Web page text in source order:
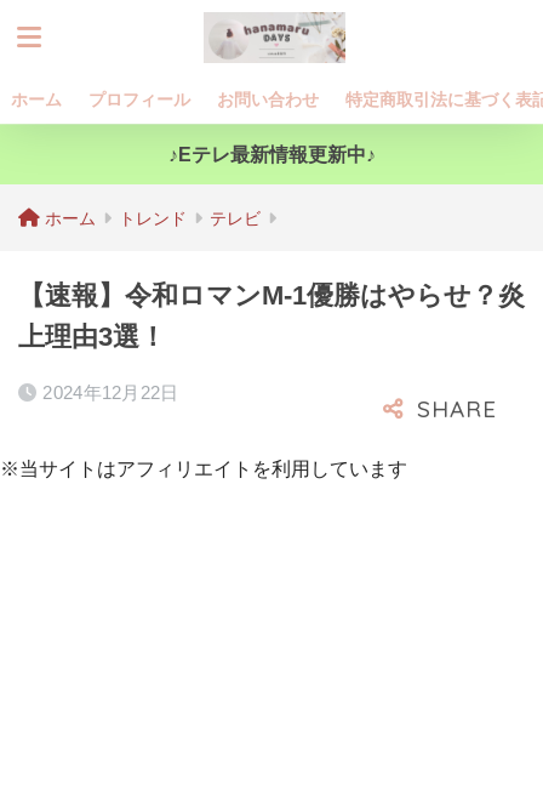
ホーム プロフィール お問い合わせ 特定商取引法に基づく表
♪Eテレ最新情報更新中♪
ホーム トレンド テレビ
【速報】令和ロマンM-1優勝はやらせ？炎
上理由3選！
2024年12月22日
※当サイトはアフィリエイトを利用しています